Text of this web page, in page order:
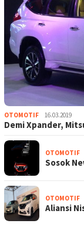
OTOMOTIF 16.03.2019
Demi Xpander,
OTOMOTIF
Sosok
OTOMOTIF
Aliansi